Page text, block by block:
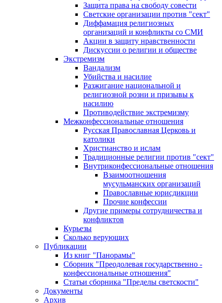
Защита права на свободу совести
Светские организации против "сект"
Диффамация религиозных
организаций и конфликты со СМИ
Акции в защиту нравственности
Дискуссии о религии и обществе
Экстремизм
Вандализм
Убийства и насилие
Разжигание национальной и
религиозной розни и призывы к
насилию
Противодействие экстремизму
Межконфессиональные отношения
Русская Православная Церковь и
католики
Христианство и ислам
Традиционные религии против "сект"
Внутриконфессиональные отношения
Взаимоотношения
мусульманских организаций
Православные юрисдикции
Прочие конфессии
Другие примеры сотрудничества и
конфликтов
Курьезы
Сколько верующих
Публикации
Из книг "Панорамы"
Сборник "Преодолевая государственно -
конфессиональные отношения"
Статьи сборника "Пределы светскости"
Документы
Архив